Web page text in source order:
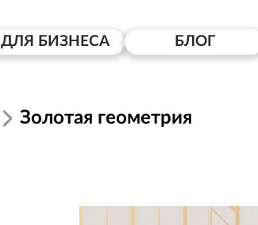
ДЛЯ БИЗНЕСА БЛОГ
Золотая геометрия